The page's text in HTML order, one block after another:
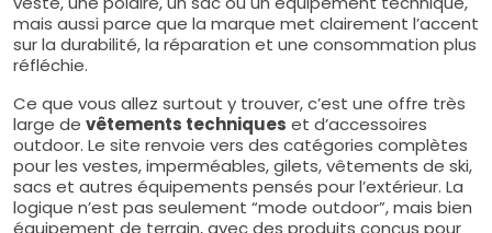
mais aussi parce que la marque met clairement l’accent
sur la durabilité, la réparation et une consommation plus
réfléchie.
Ce que vous allez surtout y trouver, c’est une offre très
large de vêtements techniques et d’accessoires
outdoor. Le site renvoie vers des catégories complètes
pour les vestes, imperméables, gilets, vêtements de ski,
sacs et autres équipements pensés pour l’extérieur. La
logique n’est pas seulement “mode outdoor”, mais bien
équipement de terrain, avec des produits conçus pour